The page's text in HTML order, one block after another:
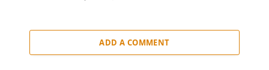
ADD A COMMENT